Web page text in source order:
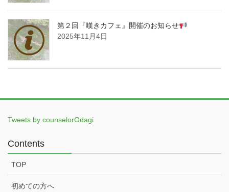
第２回『嘆きカフェ』開催のお知らせ
2025年11月4日
Tweets by counselorOdagi
Contents
TOP
初めての方へ